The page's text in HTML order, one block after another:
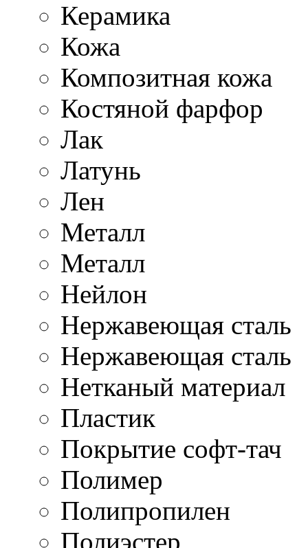
Керамика
Кожа
Композитная кожа
Костяной фарфор
Лак
Латунь
Лен
Металл
Металл
Нейлон
Нержавеющая cталь
Нержавеющая сталь
Нетканый материал
Пластик
Покрытие софт-тач
Полимер
Полипропилен
Полиэстер